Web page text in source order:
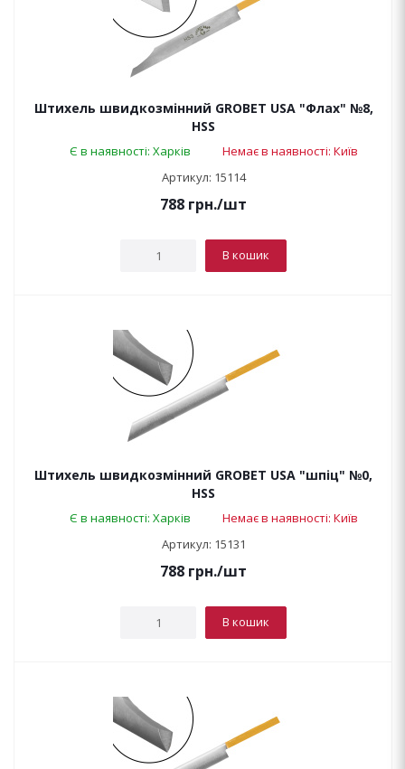
Штихель швидкозмінний GROBET USA "Флах" №8,
HSS
Є в наявності: Харків
Немає в наявності: Київ
Артикул: 15114
788 грн./шт
В кошик
Штихель швидкозмінний GROBET USA "шпіц" №0,
HSS
Є в наявності: Харків
Немає в наявності: Київ
Артикул: 15131
788 грн./шт
В кошик